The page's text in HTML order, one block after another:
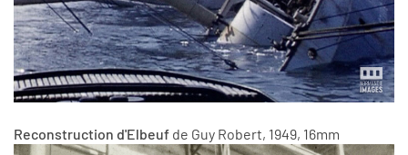
Reconstruction d'Elbeuf de Guy Robert, 1949, 16mm